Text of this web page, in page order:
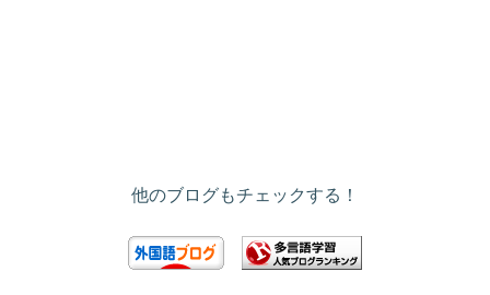
他のブログもチェックする！